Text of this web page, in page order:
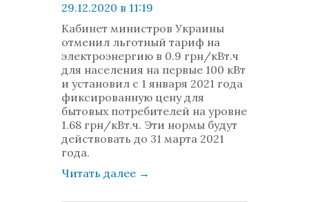
29.12.2020 в 11:19
просмотров: 2097
комментариев: 0
Кабинет министров Украины
отменил льготный тариф на
электроэнергию в 0.9 грн/кВт.ч
для населения на первые 100 кВт
и установил с 1 января 2021 года
фиксированную цену для
бытовых потребителей на уровне
1.68 грн/кВт.ч. Эти нормы будут
действовать до 31 марта 2021
года.
Читать далее →